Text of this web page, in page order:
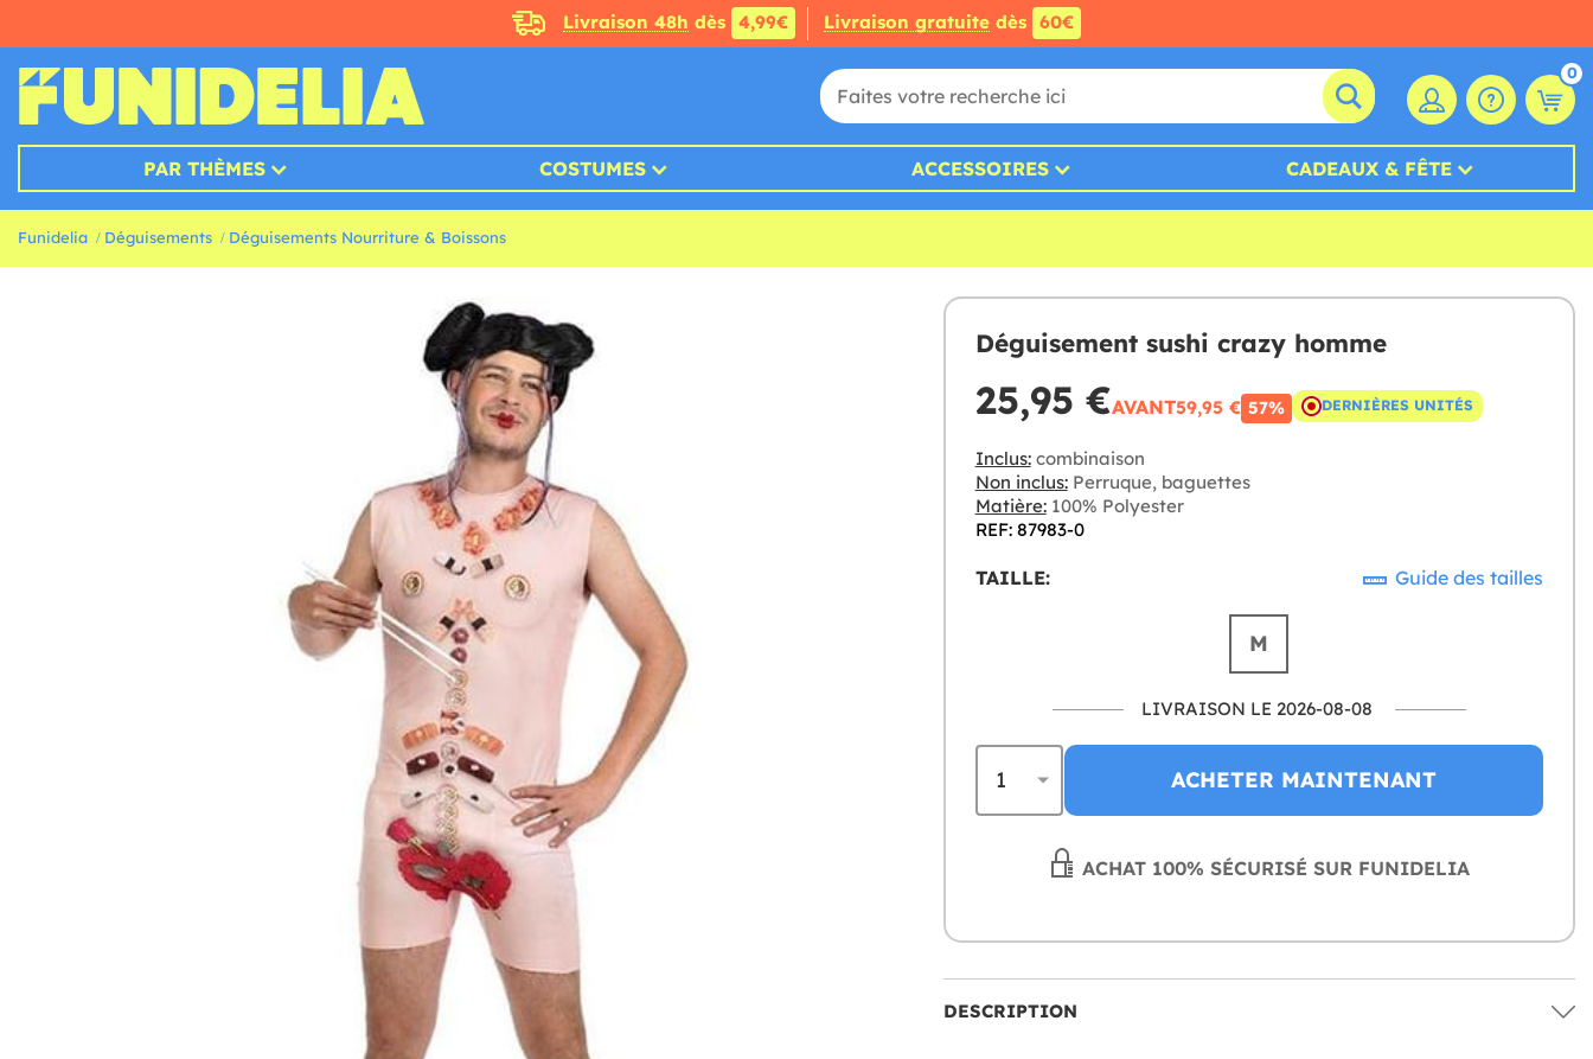
Livraison 48h dès 4,99€ Livraison gratuite dès 60€
0
PAR THÈMES COSTUMES ACCESSOIRES CADEAUX & FÊTE
Funidelia Déguisements Déguisements Nourriture & Boissons
Déguisement sushi crazy homme
25,95 €AVANT59,95 € 57% DERNIÈRES UNITÉS
Inclus:combinaison
Non inclus:Perruque, baguettes
Matière:100% Polyester
REF: 87983-0
TAILLE: Guide des tailles
M
LIVRAISON LE 2026-08-08
ACHETER MAINTENANT
ACHAT 100% SÉCURISÉ SUR FUNIDELIA
DESCRIPTION